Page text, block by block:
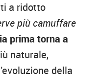
a ridotto
più camuffare
prima torna a
naturale,
della